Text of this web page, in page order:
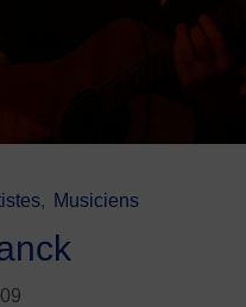
, Musiciens